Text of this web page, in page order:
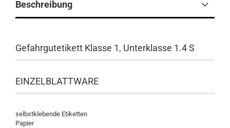
Beschreibung
Gefahrgutetikett Klasse 1, Unterklasse 1.4 S
EINZELBLATTWARE
selbstklebende Etiketten
Papier